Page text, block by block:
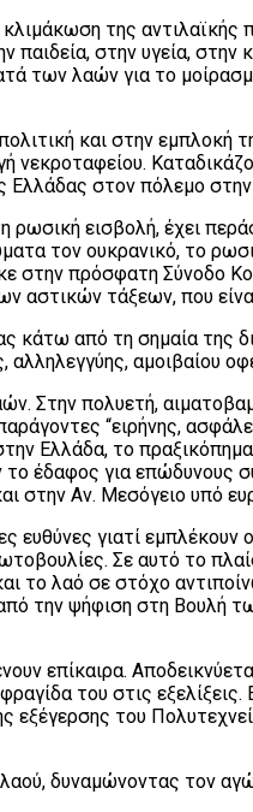
της αντιλαϊκής
στην υγεία, στην
των λαών για το
και στην
νεκροταφείου.
Ελλάδας στον πόλεμο
εισβολή, έχει
τον ουκρανικό, το
στην πρόσφατη Σύνοδο
αστικών τάξεων, που
από τη σημαία της
αμοιβαίου
Στην πολυετή,
“ειρήνης,
Ελλάδα, το
έδαφος για
στην Αν. Μεσόγειο υπό
γιατί
Σε αυτό το
το λαό σε στόχο
την ψήφιση στη
επίκαιρα.
του στις εξελίξεις.
του
δυναμώνοντας τον